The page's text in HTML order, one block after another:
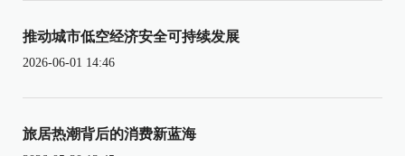
推动城市低空经济安全可持续发展
2026-06-01 14:46
旅居热潮背后的消费新蓝海